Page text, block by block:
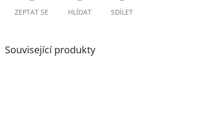
ZEPTAT SE HLÍDAT SDÍLET
Související produkty